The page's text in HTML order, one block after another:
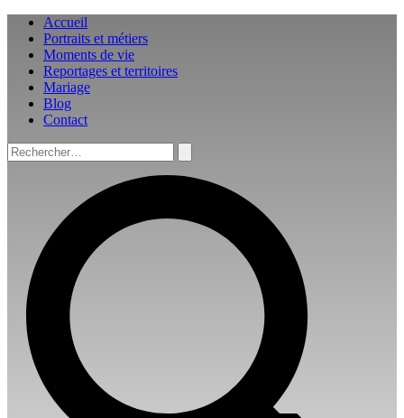
Aller
contenu
Accueil
Portraits et métiers
Moments de vie
Reportages et territoires
Mariage
Blog
Contact
Rechercher :